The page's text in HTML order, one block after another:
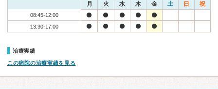
月 火 水 木 金 土 日 祝
08:45-12:00
13:30-17:00
治療実績
この病院の治療実績を見る